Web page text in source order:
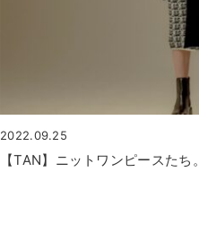
2022.09.25
【TAN】ニットワンピースたち。